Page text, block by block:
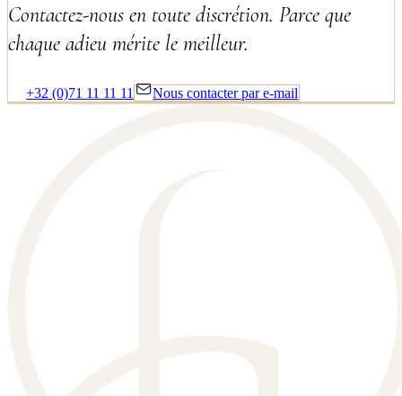
Contactez-nous en toute discrétion. Parce que
chaque adieu mérite le meilleur.
+32 (0)71 11 11 11 Nous contacter par e-mail